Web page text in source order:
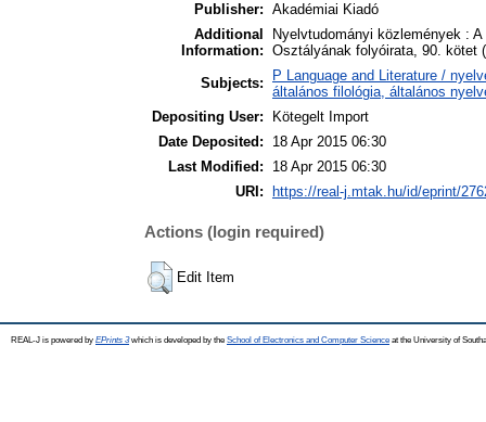
Publisher: Akadémiai Kiadó
Additional
Information:
Nyelvtudományi közlemények :
Osztályának folyóirata, 90. kötet
Subjects:
P Language and Literature /
általános filológia, általános
Depositing User:
Kötegelt Import
Date Deposited:
18 Apr 2015 06:30
Last Modified:
18 Apr 2015 06:30
URI:
https://real-j.mtak.hu/id/eprint/
Actions (login required)
Edit Item
REAL-J is powered by EPrints 3which is developed by the School of Electronics and Computer Science at the University of